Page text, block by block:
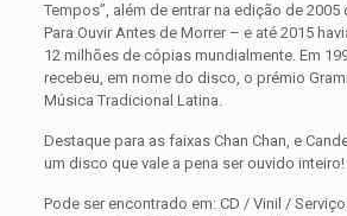
Tempos”, além de entrar na edição de
Para Ouvir Antes de Morrer – e até 2015
12 milhões de cópias mundialmente. Em
recebeu, em nome do disco, o prémio
Música Tradicional Latina.
Destaque para as faixas Chan Chan, e
um disco que vale a pena ser ouvido inteiro!
Pode ser encontrado em: CD / Vinil /